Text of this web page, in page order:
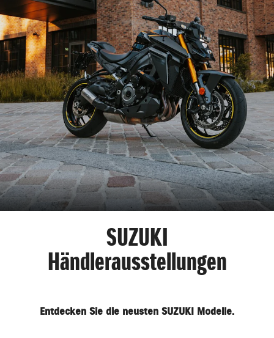
SUZUKI
Händlerausstellungen
Entdecken Sie die neusten SUZUKI Modelle.